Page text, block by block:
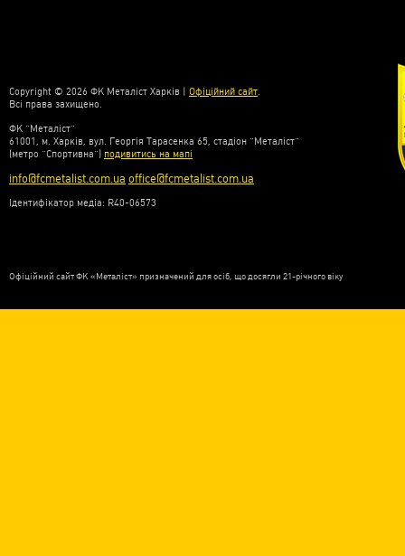
Copyright © 2026 ФК Металіст Харків | Офіційний сайт.
Всі права захищено.
ФК “Металіст”
61001, м. Харків, вул. Георгія Тарасенка 65, стадіон “Металіст”
(метро “Спортивна”) подивитись на мапі
info@fcmetalist.com.ua office@fcmetalist.com.ua
Ідентифікатор медіа: R40-06573
Офіційний сайт ФК «Металіст» призначений для осіб, що досягли 21-річного віку